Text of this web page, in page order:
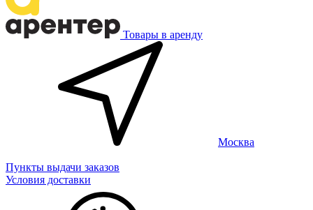
Товары в аренду
Москва
Пункты выдачи заказов
Условия доставки